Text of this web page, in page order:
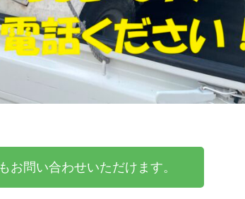
お問い合わせいただけます。